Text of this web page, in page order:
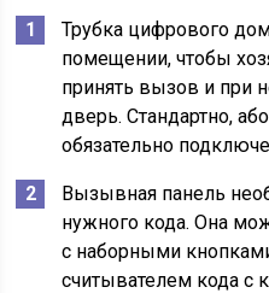
Трубка цифрового
помещении, чтобы
принять вызов и при
дверь. Стандартно,
обязательно
Вызывная панель
нужного кода. Она
с наборными
считывателем кода с